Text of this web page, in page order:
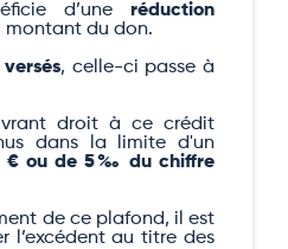
d’une réduction
montant du don.
, celle-ci passe à
droit à ce crédit
dans la limite d'un
€ ou de 5‰ du chiffre
de ce plafond, il est
l’excédent au titre des